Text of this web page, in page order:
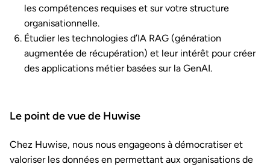
les compétences requises et sur votre structure
organisationnelle.
Étudier les technologies d’IA RAG (génération
augmentée de récupération) et leur intérêt pour créer
des applications métier basées sur la GenAI.
Le point de vue de Huwise
Chez Huwise, nous nous engageons à démocratiser et
valoriser les données en permettant aux organisations de